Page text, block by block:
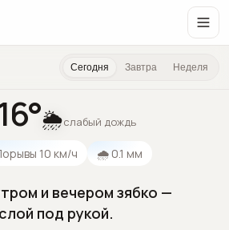
Сегодня Завтра Неделя
°🌦️слабый дождь
10 км/ч 🌧 0.1 мм
и вечером зябко —
под рукой.